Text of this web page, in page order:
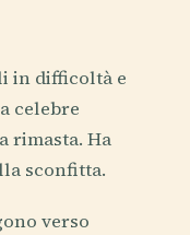
in difficoltà e
celebre
rimasta. Ha
sconfitta.
verso